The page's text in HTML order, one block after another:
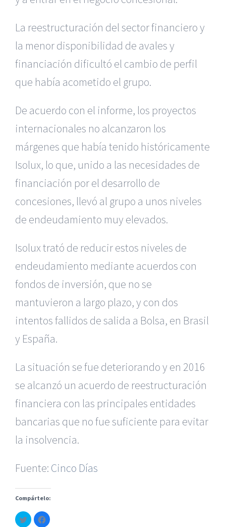
La reestructuración del sector financiero y
la menor disponibilidad de avales y
financiación dificultó el cambio de perfil
que había acometido el grupo.
De acuerdo con el informe, los proyectos
internacionales no alcanzaron los
márgenes que había tenido históricamente
Isolux, lo que, unido a las necesidades de
financiación por el desarrollo de
concesiones, llevó al grupo a unos niveles
de endeudamiento muy elevados.
Isolux trató de reducir estos niveles de
endeudamiento mediante acuerdos con
fondos de inversión, que no se
mantuvieron a largo plazo, y con dos
intentos fallidos de salida a Bolsa, en Brasil
y España.
La situación se fue deteriorando y en 2016
se alcanzó un acuerdo de reestructuración
financiera con las principales entidades
bancarias que no fue suficiente para evitar
la insolvencia.
Fuente: Cinco Días
Compártelo:
Haz
clic
Haz
clic
|Reclamación de Accidentes en Alicante|Reclamación
de Accidentes en Madrid | BGD Abogados Madrid|GM
|Formación para Abogados
|Hacer Contrato De
© Copyright 2010 -